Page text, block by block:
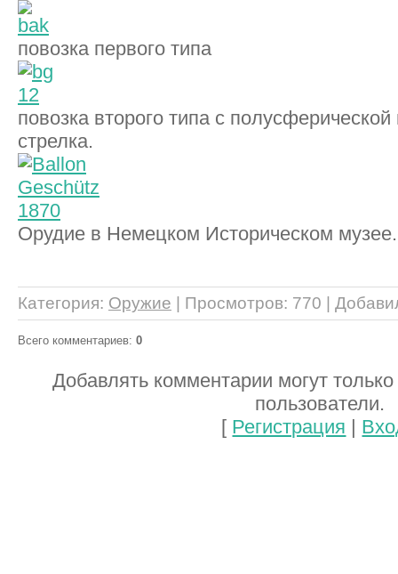
повозка первого типа
повозка второго типа с
стрелка.
Орудие в Немецком Историческом музее.
Категория: Оружие Просмотров: 770 |
Всего комментариев: 0
Добавлять комментарии могут
пользователи.
[ Регистрация |